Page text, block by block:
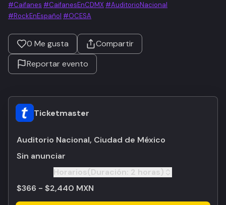
#Caifanes #CaifanesEnCDMX #AuditorioNacional
#RockEnEspañol #OCESA
0 Me gusta
Compartir
Reportar evento
Ticketmaster
Auditorio Nacional, Ciudad de México
Sin anunciar
Horarios(Duración: 2 horas)
Toggle
$366 - $2,440 MXN